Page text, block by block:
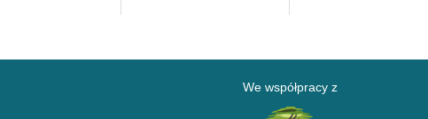
We współpracy z